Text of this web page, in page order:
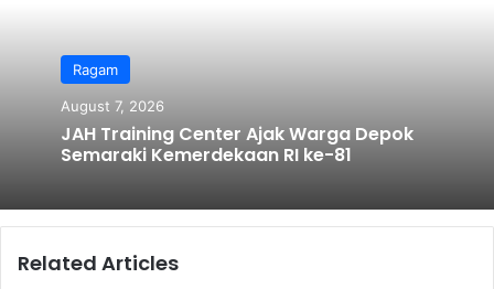
Ragam
August 7, 2026
JAH Training Center Ajak Warga Depok
Semaraki Kemerdekaan RI ke-81
Related Articles